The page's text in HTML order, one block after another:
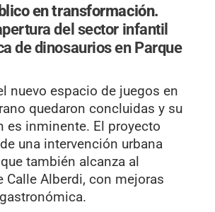
en transformación.
del sector infantil
de dinosaurios en Parque
nuevo espacio de juegos en
quedaron concluidas y su
es inminente. El proyecto
una intervención urbana
también alcanza al
Calle Alberdi, con mejoras